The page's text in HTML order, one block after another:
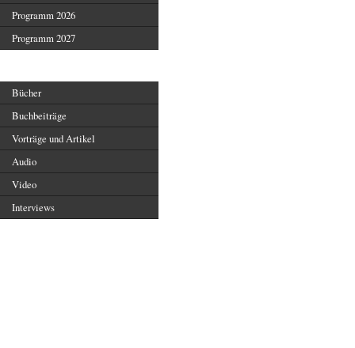
Programm 2026
Programm 2027
Bücher
Buchbeiträge
Vorträge und Artikel
Audio
Video
Interviews